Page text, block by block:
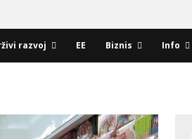
razvoj EE Biznis Info